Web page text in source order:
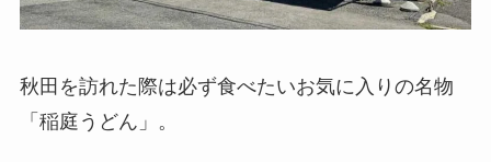
秋田を訪れた際は必ず食べたいお気に入りの名物
「稲庭うどん」。